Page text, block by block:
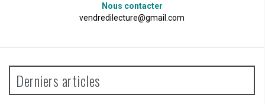
Nous contacter
vendredilecture@gmail.com
Derniers articles